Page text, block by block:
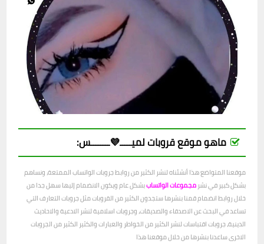
ماهو موقع قروبات لميـــــ💜ــــــــس:
موقعنا المتواضع هذا أنشئناه لنشر الكثير من روابط جروبات الواتساب الممتعة، ونساهم
بشكل كبير في نشر مجموعات الواتساببشكل عام ويكون الانضمام إليها سهل جدا من
خلال روابط انضمام قمنا بنشرها ستجدون الكثير من القروبات مثل جروبات التعارف التي
تساعد في البحث عن الاصدقاء والصديقات، وجروبات اسلامية لنشر الادعية والاحاديث
الدينية، جروبات اقتباسات لنشر الكثير من الخواطر والعبارات والكثير الكثير من الجروبات
الاخرى ساعدنا بنشرها من خلال موقعنا هذا